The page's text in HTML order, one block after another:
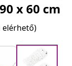
x 60 cm
elérhető)